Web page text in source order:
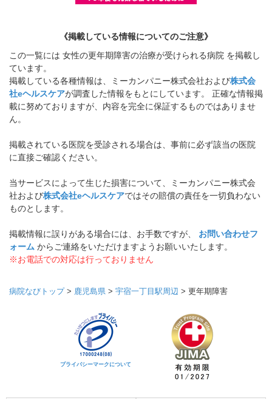
《掲載している情報についてのご注意》
この一覧には 女性の更年期障害の治療が受けられる病院 を掲載し
ています。
掲載している各種情報は、ミーカンパニー株式会社および株式会
社eヘルスケアが調査した情報をもとにしています。 正確な情報掲
載に努めておりますが、内容を完全に保証するものではありませ
ん。
掲載されている医院を受診される場合は、事前に必ず該当の医院
に直接ご確認ください。
当サービスによって生じた損害について、ミーカンパニー株式会
社および株式会社eヘルスケアではその賠償の責任を一切負わない
ものとします。
掲載情報に誤りがある場合には、お手数ですが、 お問い合わせフ
ォーム からご連絡をいただけますようお願いいたします。
※お電話での対応は行っておりません
病院なびトップ> 鹿児島県 > 宇宿一丁目駅周辺 > 更年期障害
プライバシーマークについて